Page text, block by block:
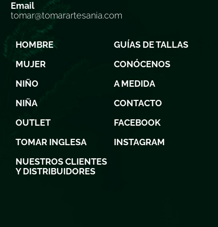
Email
tomar@tomarartesania.com
HOMBRE
MUJER
NIÑO
NIÑA
OUTLET
TOMAR INGLESA
NUESTROS CLIENTES
Y DISTRIBUIDORES
GUÍAS DE TALLAS
CONÓCENOS
A MEDIDA
CONTACTO
FACEBOOK
INSTAGRAM